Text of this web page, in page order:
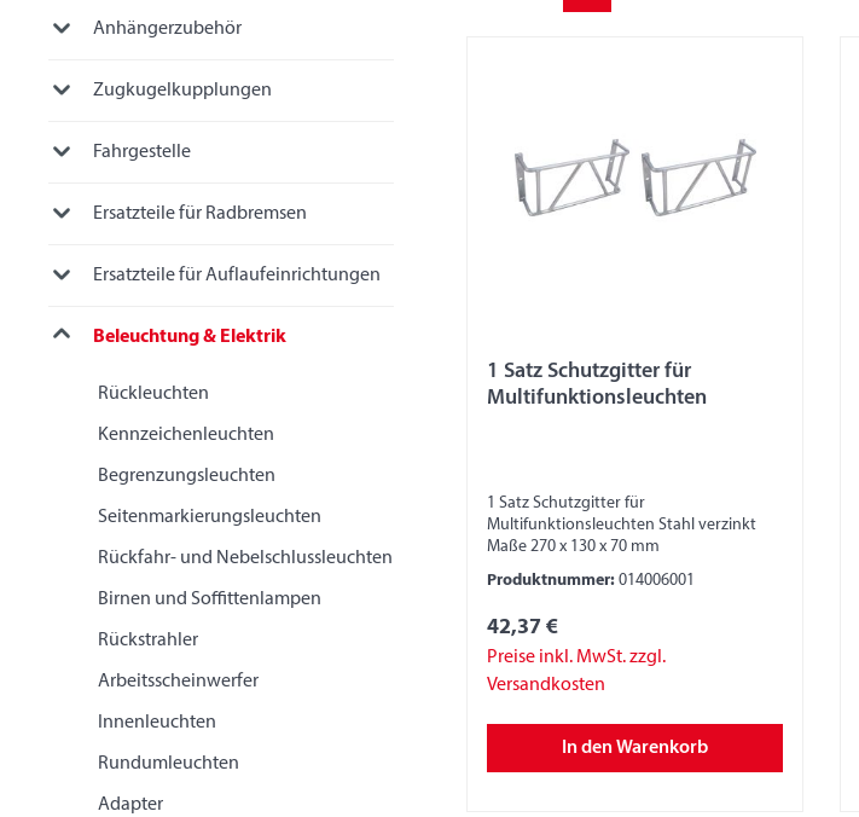
Anhängerzubehör
Zugkugelkupplungen
Fahrgestelle
Ersatzteile für Radbremsen
Ersatzteile für Auflaufeinrichtungen
Beleuchtung & Elektrik
Rückleuchten
Kennzeichenleuchten
Begrenzungsleuchten
Seitenmarkierungsleuchten
Rückfahr- und Nebelschlussleuchten
Birnen und Soffittenlampen
Rückstrahler
Arbeitsscheinwerfer
Innenleuchten
Rundumleuchten
Adapter
1 Satz Schutzgitter für
Multifunktionsleuchten
1 Satz Schutzgitter für
Multifunktionsleuchten Stahl verzinkt
Maße 270 x 130 x 70 mm
Produktnummer: 014006001
42,37 €
Preise inkl. MwSt. zzgl.
Versandkosten
In den Warenkorb